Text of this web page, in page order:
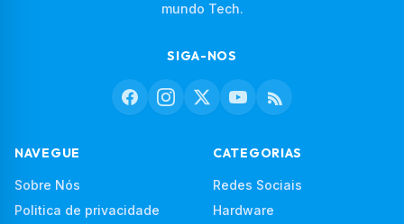
mundo Tech.
SIGA-NOS
NAVEGUE
Sobre Nós
Politica de privacidade
CATEGORIAS
Redes Sociais
Hardware